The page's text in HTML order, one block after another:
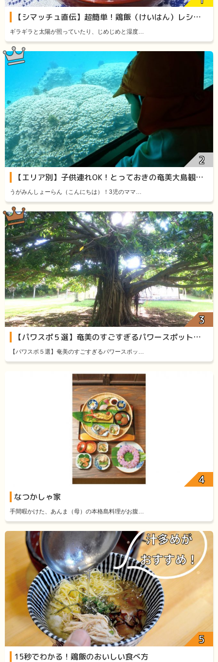
【シマッチュ直伝】超簡単！鶏飯（けいはん）レシピをご紹介します！
ギラギラと太陽が照っていたり、じめじめと湿度…
【エリア別】子供連れOK！とっておきの奄美大島観光スポット11選
うがみんしょーらん（こんにちは）！3児のママ…
【パワスポ５選】奄美のすごすぎるパワースポット厳選５
【パワスポ５選】奄美のすごすぎるパワースポッ…
なつかしゃ家
手間暇かけた、あんま（母）の本格島料理がお腹…
15秒でわかる！鶏飯のおいしい食べ方